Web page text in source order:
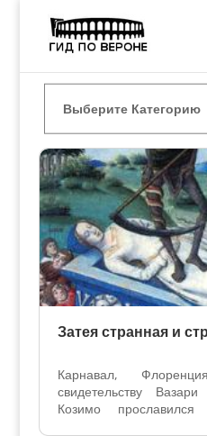
Смерть и
Затея странная и
Карнавал,
свидетельству
Козимо